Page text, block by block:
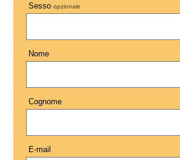
Sesso opzionale
Nome
Cognome
E-mail